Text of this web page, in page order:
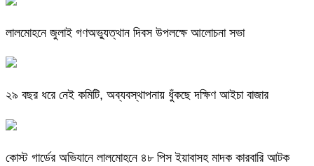
লালমোহনে জুলাই গণঅভ্যুত্থান দিবস উপলক্ষে আলোচনা সভা
২৯ বছর ধরে নেই কমিটি, অব্যবস্থাপনায় ধুঁকছে দক্ষিণ আইচা বাজার
কোস্ট গার্ডের অভিযানে লালমোহনে ৪৮ পিস ইয়াবাসহ মাদক কারবারি আটক